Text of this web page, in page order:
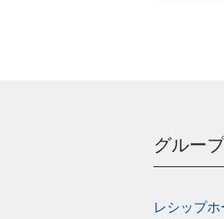
グルー
レシップ